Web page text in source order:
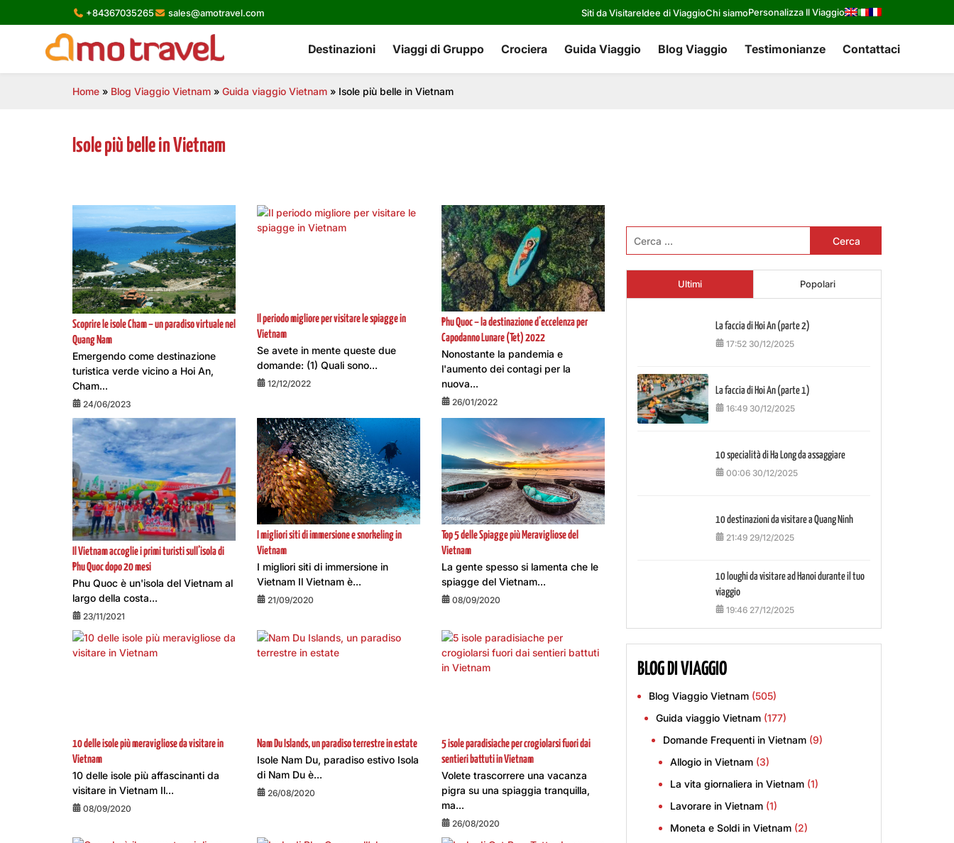
+84367035265 sales@amotravel.com Siti da VisitareIdee di ViaggioChi siamoPersonalizza Il Viaggio
Destinazioni Viaggi di Gruppo Crociera Guida Viaggio Blog Viaggio Testimonianze Contattaci
Home » Blog Viaggio Vietnam » Guida viaggio Vietnam » Isole più belle in Vietnam
Isole più belle in Vietnam
Scoprire le isole Cham – un paradiso virtuale nel
Quang Nam
Emergendo come destinazione
turistica verde vicino a Hoi An,
Cham...
24/06/2023
Il periodo migliore per visitare le spiagge in
Vietnam
Se avete in mente queste due
domande: (1) Quali sono...
12/12/2022
Phu Quoc – la destinazione d’eccelenza per
Capodanno Lunare (Tet) 2022
Nonostante la pandemia e
l'aumento dei contagi per la
nuova...
26/01/2022
Il Vietnam accoglie i primi turisti sull’isola di
Phu Quoc dopo 20 mesi
Phu Quoc è un'isola del Vietnam al
largo della costa...
23/11/2021
I migliori siti di immersione e snorkeling in
Vietnam
I migliori siti di immersione in
Vietnam Il Vietnam è...
21/09/2020
Top 5 delle Spiagge più Meravigliose del
Vietnam
La gente spesso si lamenta che le
spiagge del Vietnam...
08/09/2020
10 delle isole più meravigliose da visitare in
Vietnam
10 delle isole più affascinanti da
visitare in Vietnam Il...
08/09/2020
Nam Du Islands, un paradiso terrestre in estate
Isole Nam Du, paradiso estivo Isola
di Nam Du è...
26/08/2020
5 isole paradisiache per crogiolarsi fuori dai
sentieri battuti in Vietnam
Volete trascorrere una vacanza
pigra su una spiaggia tranquilla,
ma...
26/08/2020
per:
Ultimi Popolari
La faccia di Hoi An (parte 2)
17:52 30/12/2025
La faccia di Hoi An (parte 1)
16:49 30/12/2025
10 specialità di Ha Long da assaggiare
00:06 30/12/2025
10 destinazioni da visitare a Quang Ninh
21:49 29/12/2025
10 loughi da visitare ad Hanoi durante il tuo
viaggio
19:46 27/12/2025
BLOG DI VIAGGIO
Blog Viaggio Vietnam (505)
Guida viaggio Vietnam (177)
Domande Frequenti in Vietnam (9)
Allogio in Vietnam (3)
La vita giornaliera in Vietnam (1)
Lavorare in Vietnam (1)
Moneta e Soldi in Vietnam (2)